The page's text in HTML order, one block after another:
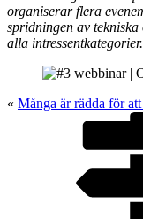
organiserar flera
spridningen av
alla intressentkategorier.
« Många är rädda för